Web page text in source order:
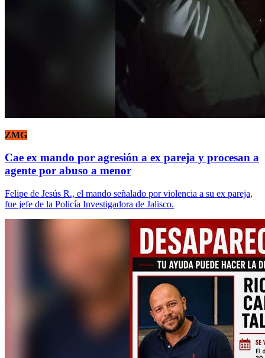
ZMG
Cae ex mando por agresión a ex pareja y procesan a
agente por abuso a menor
Felipe de Jesús R., el mando señalado por violencia a su ex pareja,
fue jefe de la Policía Investigadora de Jalisco.